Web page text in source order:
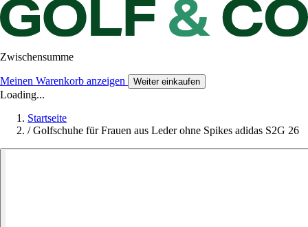
Zwischensumme
Meinen Warenkorb anzeigen Weiter einkaufen
Loading...
Startseite
/ Golfschuhe für Frauen aus Leder ohne Spikes adidas S2G 26